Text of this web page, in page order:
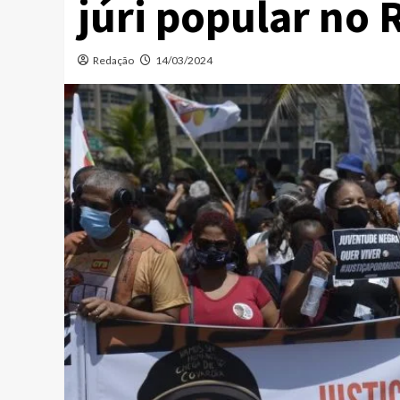
júri popular no
Redação 14/03/2024